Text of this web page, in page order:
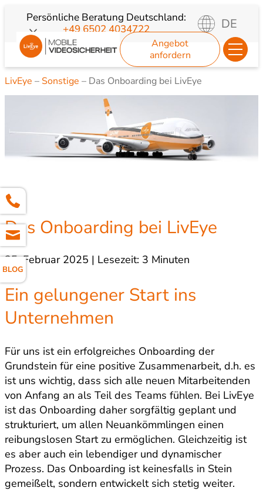
Inhalt
springen
Persönliche Beratung Deutschland:
+49 6502 4034722
DE
Angebot
anfordern
BLOG
LivEye – Sonstige – Das Onboarding bei LivEye
Das Onboarding bei LivEye
25. Februar 2025 | Lesezeit: 3 Minuten
Ein gelungener Start ins
Unternehmen
Für uns ist ein erfolgreiches Onboarding der
Grundstein für eine positive Zusammenarbeit, d.h. es
ist uns wichtig, dass sich alle neuen Mitarbeitenden
von Anfang an als Teil des Teams fühlen. Bei LivEye
ist das Onboarding daher sorgfältig geplant und
strukturiert, um allen Neuankömmlingen einen
reibungslosen Start zu ermöglichen. Gleichzeitig ist
es aber auch ein lebendiger und dynamischer
Prozess. Das Onboarding ist keinesfalls in Stein
gemeißelt, sondern entwickelt sich stetig weiter.